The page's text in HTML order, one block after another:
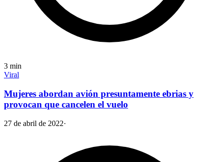
3 min
Viral
Mujeres abordan avión presuntamente ebrias y
provocan que cancelen el vuelo
27 de abril de 2022·